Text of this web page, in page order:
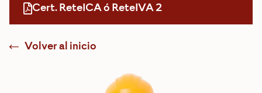
Cert. ReteICA ó ReteIVA 2
Volver al inicio